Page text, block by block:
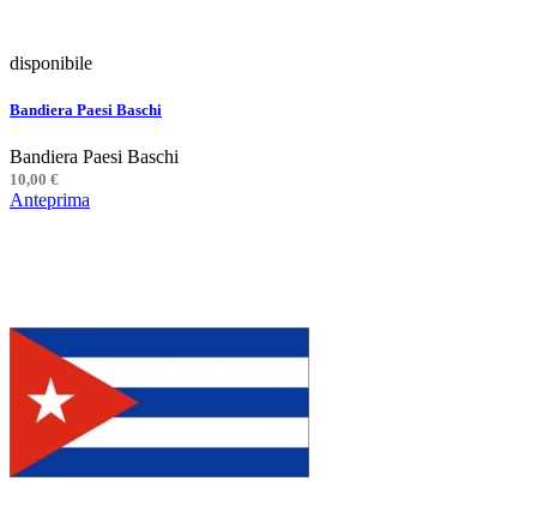
disponibile
Bandiera Paesi Baschi
Bandiera Paesi Baschi
10,00 €
Anteprima